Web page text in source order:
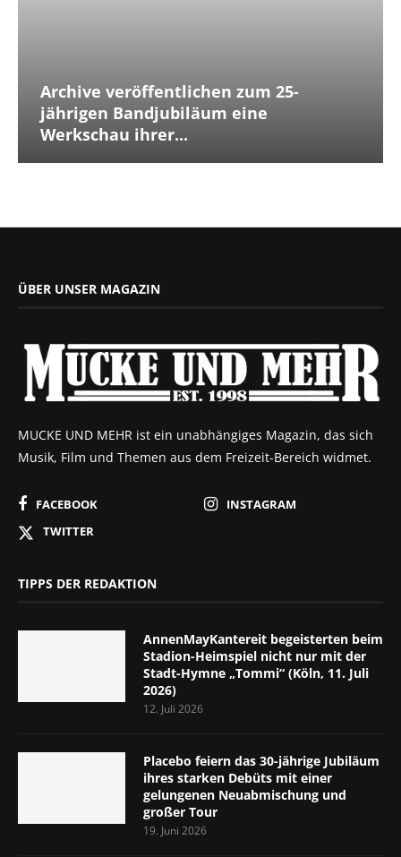
Archive veröffentlichen zum 25-
jährigen Bandjubiläum eine
Werkschau ihrer...
ÜBER UNSER MAGAZIN
MUCKE UND MEHR ist ein unabhängiges Magazin, das sich
Musik, Film und Themen aus dem Freizeit-Bereich widmet.
FACEBOOK
INSTAGRAM
TWITTER
TIPPS DER REDAKTION
AnnenMayKantereit begeisterten beim
Stadion-Heimspiel nicht nur mit der
Stadt-Hymne „Tommi“ (Köln, 11. Juli
2026)
12. Juli 2026
Placebo feiern das 30-jährige Jubiläum
ihres starken Debüts mit einer
gelungenen Neuabmischung und
großer Tour
19. Juni 2026